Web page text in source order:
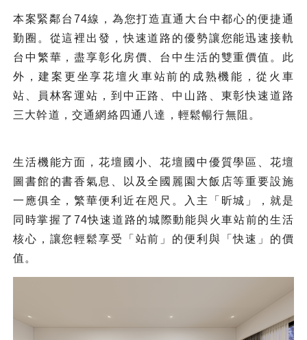
本案緊鄰台74線，為您打造直通大台中都心的便捷通
勤圈。從這裡出發，快速道路的優勢讓您能迅速接軌
台中繁華，盡享彰化房價、台中生活的雙重價值。此
外，建案更坐享花壇火車站前的成熟機能，從火車
站、員林客運站，到中正路、中山路、東彰快速道路
三大幹道，交通網絡四通八達，輕鬆暢行無阻。
生活機能方面，花壇國小、花壇國中優質學區、花壇
圖書館的書香氣息、以及全國麗園大飯店等重要設施
一應俱全，繁華便利近在咫尺。入主「昕城」，就是
同時掌握了74快速道路的城際動能與火車站前的生活
核心，讓您輕鬆享受「站前」的便利與「快速」的價
值。